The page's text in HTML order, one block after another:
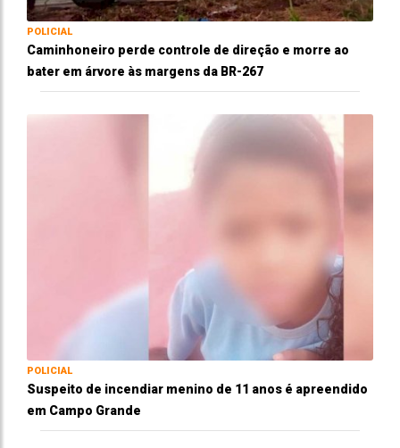
POLICIAL
Caminhoneiro perde controle de direção e morre ao
bater em árvore às margens da BR-267
POLICIAL
Suspeito de incendiar menino de 11 anos é apreendido
em Campo Grande